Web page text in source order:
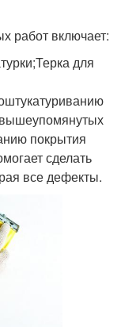
работ включает:
для
покрытия
сделать
все дефекты.